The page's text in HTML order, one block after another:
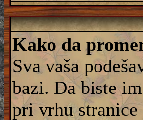
Kako da
Sva vaša
bazi. Da biste
pri vrhu